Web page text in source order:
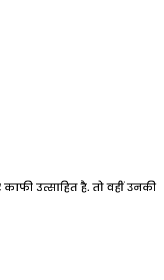
उत्साहित है. तो वहीं उनकी